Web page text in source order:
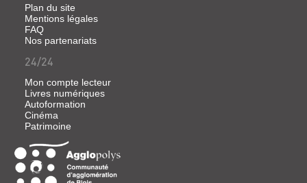
Plan du site
Mentions légales
FAQ
Nos partenariats
24/24
Mon compte lecteur
Livres numériques
Autoformation
Cinéma
Patrimoine